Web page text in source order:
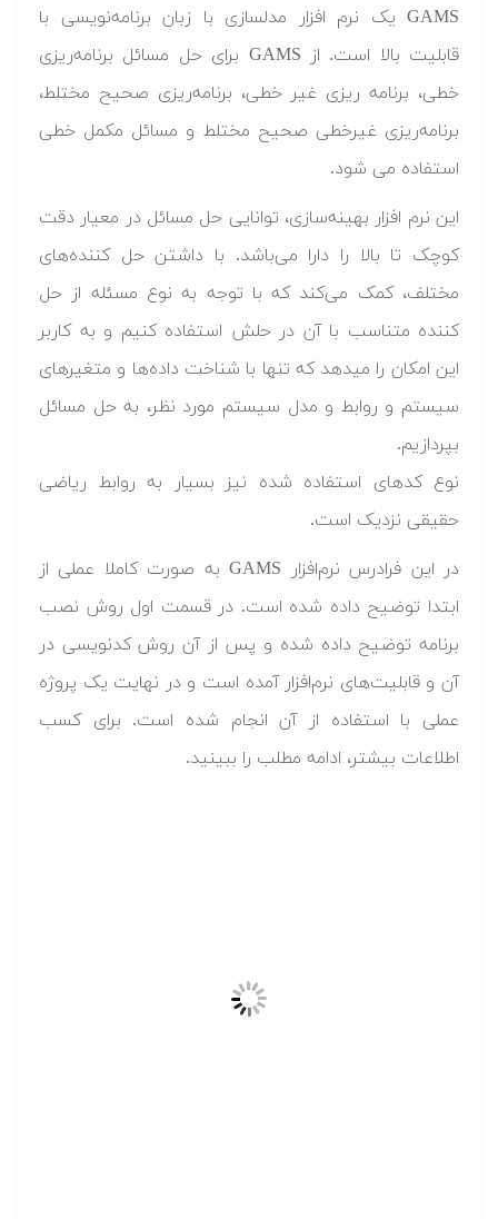
GAMS یک نرم افزار مدلسازی با زبان برنامه‌نویسی با
قابلیت بالا است. از GAMS برای حل مسائل برنامه‌ریزی
خطی، برنامه ریزی غیر خطی، برنامه‌ریزی صحیح مختلط،
برنامه‌ریزی غیرخطی صحیح مختلط و مسائل مکمل خطی
استفاده می شود.
این نرم افزار بهینه‌سازی، توانایی حل مسائل در معیار دقت
کوچک تا بالا را دارا می‌باشد. با داشتن حل کننده‌های
مختلف، کمک می‌کند که با توجه به نوع مسئله از حل
کننده متناسب با آن در حلش استفاده کنیم و به کاربر
این امکان را میدهد که تنها با شناخت داده‌ها و متغیرهای
سیستم و روابط و مدل سیستم مورد نظر، به حل مسائل
بپردازیم.
نوع کدهای استفاده شده نیز بسیار به روابط ریاضی
حقیقی نزدیک است.
در این فرادرس نرم‌افزار GAMS به صورت کاملا عملی از
ابتدا توضیح داده شده است. در قسمت اول روش نصب
برنامه توضیح داده شده و پس از آن روش کدنویسی در
آن و قابلیت‌های نرم‌افزار آمده است و در نهایت یک پروژه
عملی با استفاده از آن انجام شده است. برای کسب
اطلاعات بیشتر، ادامه مطلب را ببینید.